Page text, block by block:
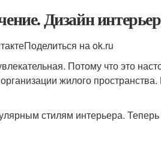
Дизайн
на ok.ru
Потому что это
жилого
стилям интерьера.